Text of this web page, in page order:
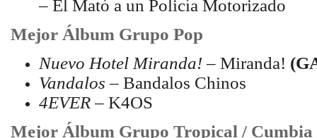
– El Mató a un Policía Motorizado
Mejor Álbum Grupo Pop
Nuevo Hotel Miranda!– Miranda!
Vandalos – Bandalos Chinos
4EVER– K4OS
Mejor Álbum Grupo Tropical / Cumbia